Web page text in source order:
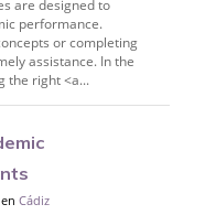
are designed to
performance.
or completing
assistance. In the
the right <a...
enCádiz